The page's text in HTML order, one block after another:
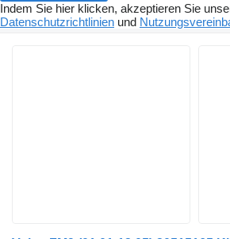
Indem Sie hier klicken, akzeptieren Sie
Datenschutzrichtlinien und